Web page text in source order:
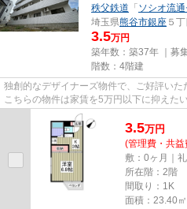
秩父鉄道 「 ソシオ流
埼玉県熊谷市銀座 ５
3.5万円
築年数：築37年 ｜募
階数：4階建
独創的なデザイナーズ物件で、ご好評い
こちらの物件は家賃を5万円以下に抑えた
ただきたい、「日成マンション」...
3.5万円
(管理費・共
敷：0ヶ月｜
所在階：2階
間取り：1K
面積：23.40㎡